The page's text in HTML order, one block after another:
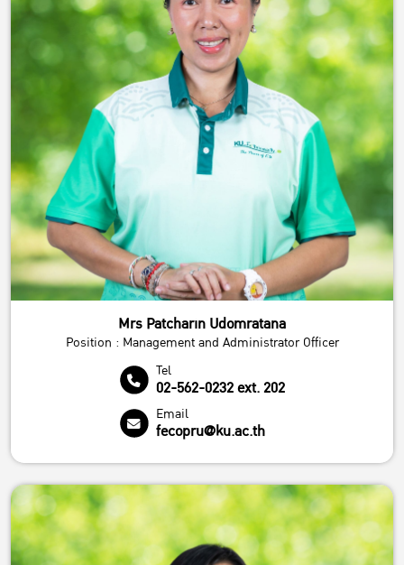
Mrs Patcharin Udomratana
Position : Management and Administrator Officer
Tel
02-562-0232 ext. 202
Email
fecopru@ku.ac.th